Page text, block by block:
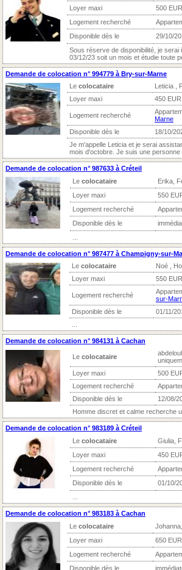
Loyer maxi
500 EUR
Logement recherché
Disponible dès le
29/10/
Sous réserve de disponibilité, je
03/12/23 soit un mois et étudie toute
Demande de colocation n° 994779 à Bry-sur-Marne
Le colocataire
Leticia ,
Loyer maxi
450 EUR
Logement recherché
Marne
Disponible dès le
18/10/
Je m'appelle Leticia et je serai
mois d'octobre. Je suis une personne
Demande de colocation n° 987633 à Créteil
Le colocataire
Erika,
Loyer maxi
550
Logement recherché
Disponible dès le
Demande de colocation n° 987477 à Champigny-sur-
Le colocataire
Noé ,
Loyer maxi
550 EUR
Logement recherché
sur-
Disponible dès le
01/11/
Demande de colocation n° 984131 à Cachan
Le colocataire
Loyer maxi
500
Logement recherché
Disponible dès le
12/08/
Homme discret et calme recherche
Demande de colocation n° 983189 à Créteil
Le colocataire
Giulia,
Loyer maxi
450
Logement recherché
Disponible dès le
01/10/
Demande de colocation n° 983183 à Cachan
Le colocataire
Loyer maxi
650 EUR
Logement recherché
Disponible dès le